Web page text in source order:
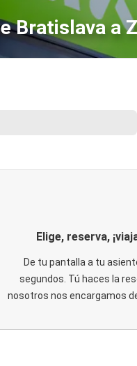
Bratislava a
Elige, reserva,
De tu pantalla a tu
segundos. Tú haces la
nosotros nos encargamos